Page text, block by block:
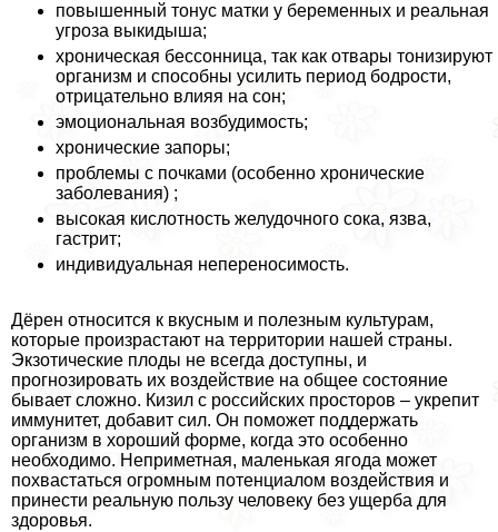
повышенный тонус матки у беременных и реальная
угроза выкидыша;
хроническая бессонница, так как отвары тонизируют
организм и способны усилить период бодрости,
отрицательно влияя на сон;
эмоциональная возбудимость;
хронические запоры;
проблемы с почками (особенно хронические
заболевания) ;
высокая кислотность желудочного сока, язва,
гастрит;
индивидуальная непереносимость.
Дёрен относится к вкусным и полезным культурам,
которые произрастают на территории нашей страны.
Экзотические плоды не всегда доступны, и
прогнозировать их воздействие на общее состояние
бывает сложно. Кизил с российских просторов – укрепит
иммунитет, добавит сил. Он поможет поддержать
организм в хороший форме, когда это особенно
необходимо. Неприметная, маленькая ягода может
похвастаться огромным потенциалом воздействия и
принести реальную пользу человеку без ущерба для
здоровья.